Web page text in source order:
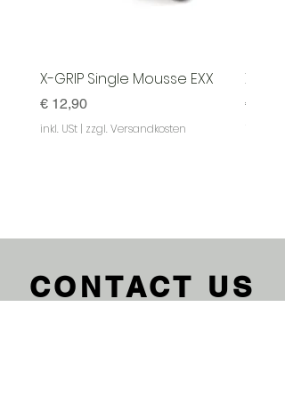
X-GRIP Single Mousse EXX
Preis
€ 12,90
inkl. USt | zzgl. Versandkosten
X-
Preis
€
CONTACT US